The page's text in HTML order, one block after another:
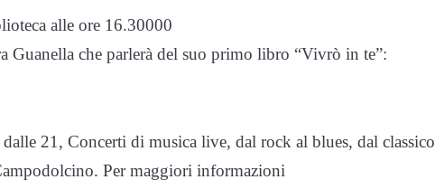
alle ore 16.30000
Guanella che parlerà del suo primo libro “Vivrò in te”:
21, Concerti di musica live, dal rock al blues, dal classico
Per maggiori informazioni